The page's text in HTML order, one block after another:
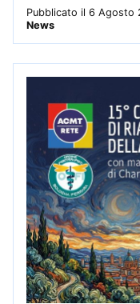
Pubblicato il 6 Agosto
News